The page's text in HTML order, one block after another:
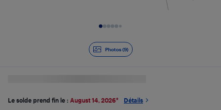
Photos (9)
Le solde prend fin le : August 14, 2026* Détails